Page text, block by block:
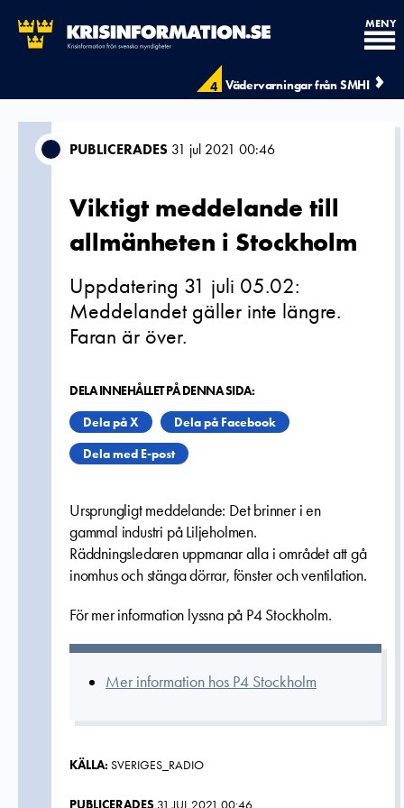
4 Vädervarningar från SMHI
MENY
PUBLICERADES 31 jul 2021 00:46
Viktigt meddelande till
allmänheten i Stockholm
Uppdatering 31 juli 05.02:
Meddelandet gäller inte längre.
Faran är över.
DELA INNEHÅLLET PÅ DENNA SIDA:
Dela på X
Dela på Facebook
Dela med E-post
Ursprungligt meddelande: Det brinner i en
gammal industri på Liljeholmen.
Räddningsledaren uppmanar alla i området att gå
inomhus och stänga dörrar, fönster och ventilation.
För mer information lyssna på P4 Stockholm.
Mer information hos P4 Stockholm
KÄLLA: SVERIGES_RADIO
PUBLICERADES 31 JUL 2021 00:46